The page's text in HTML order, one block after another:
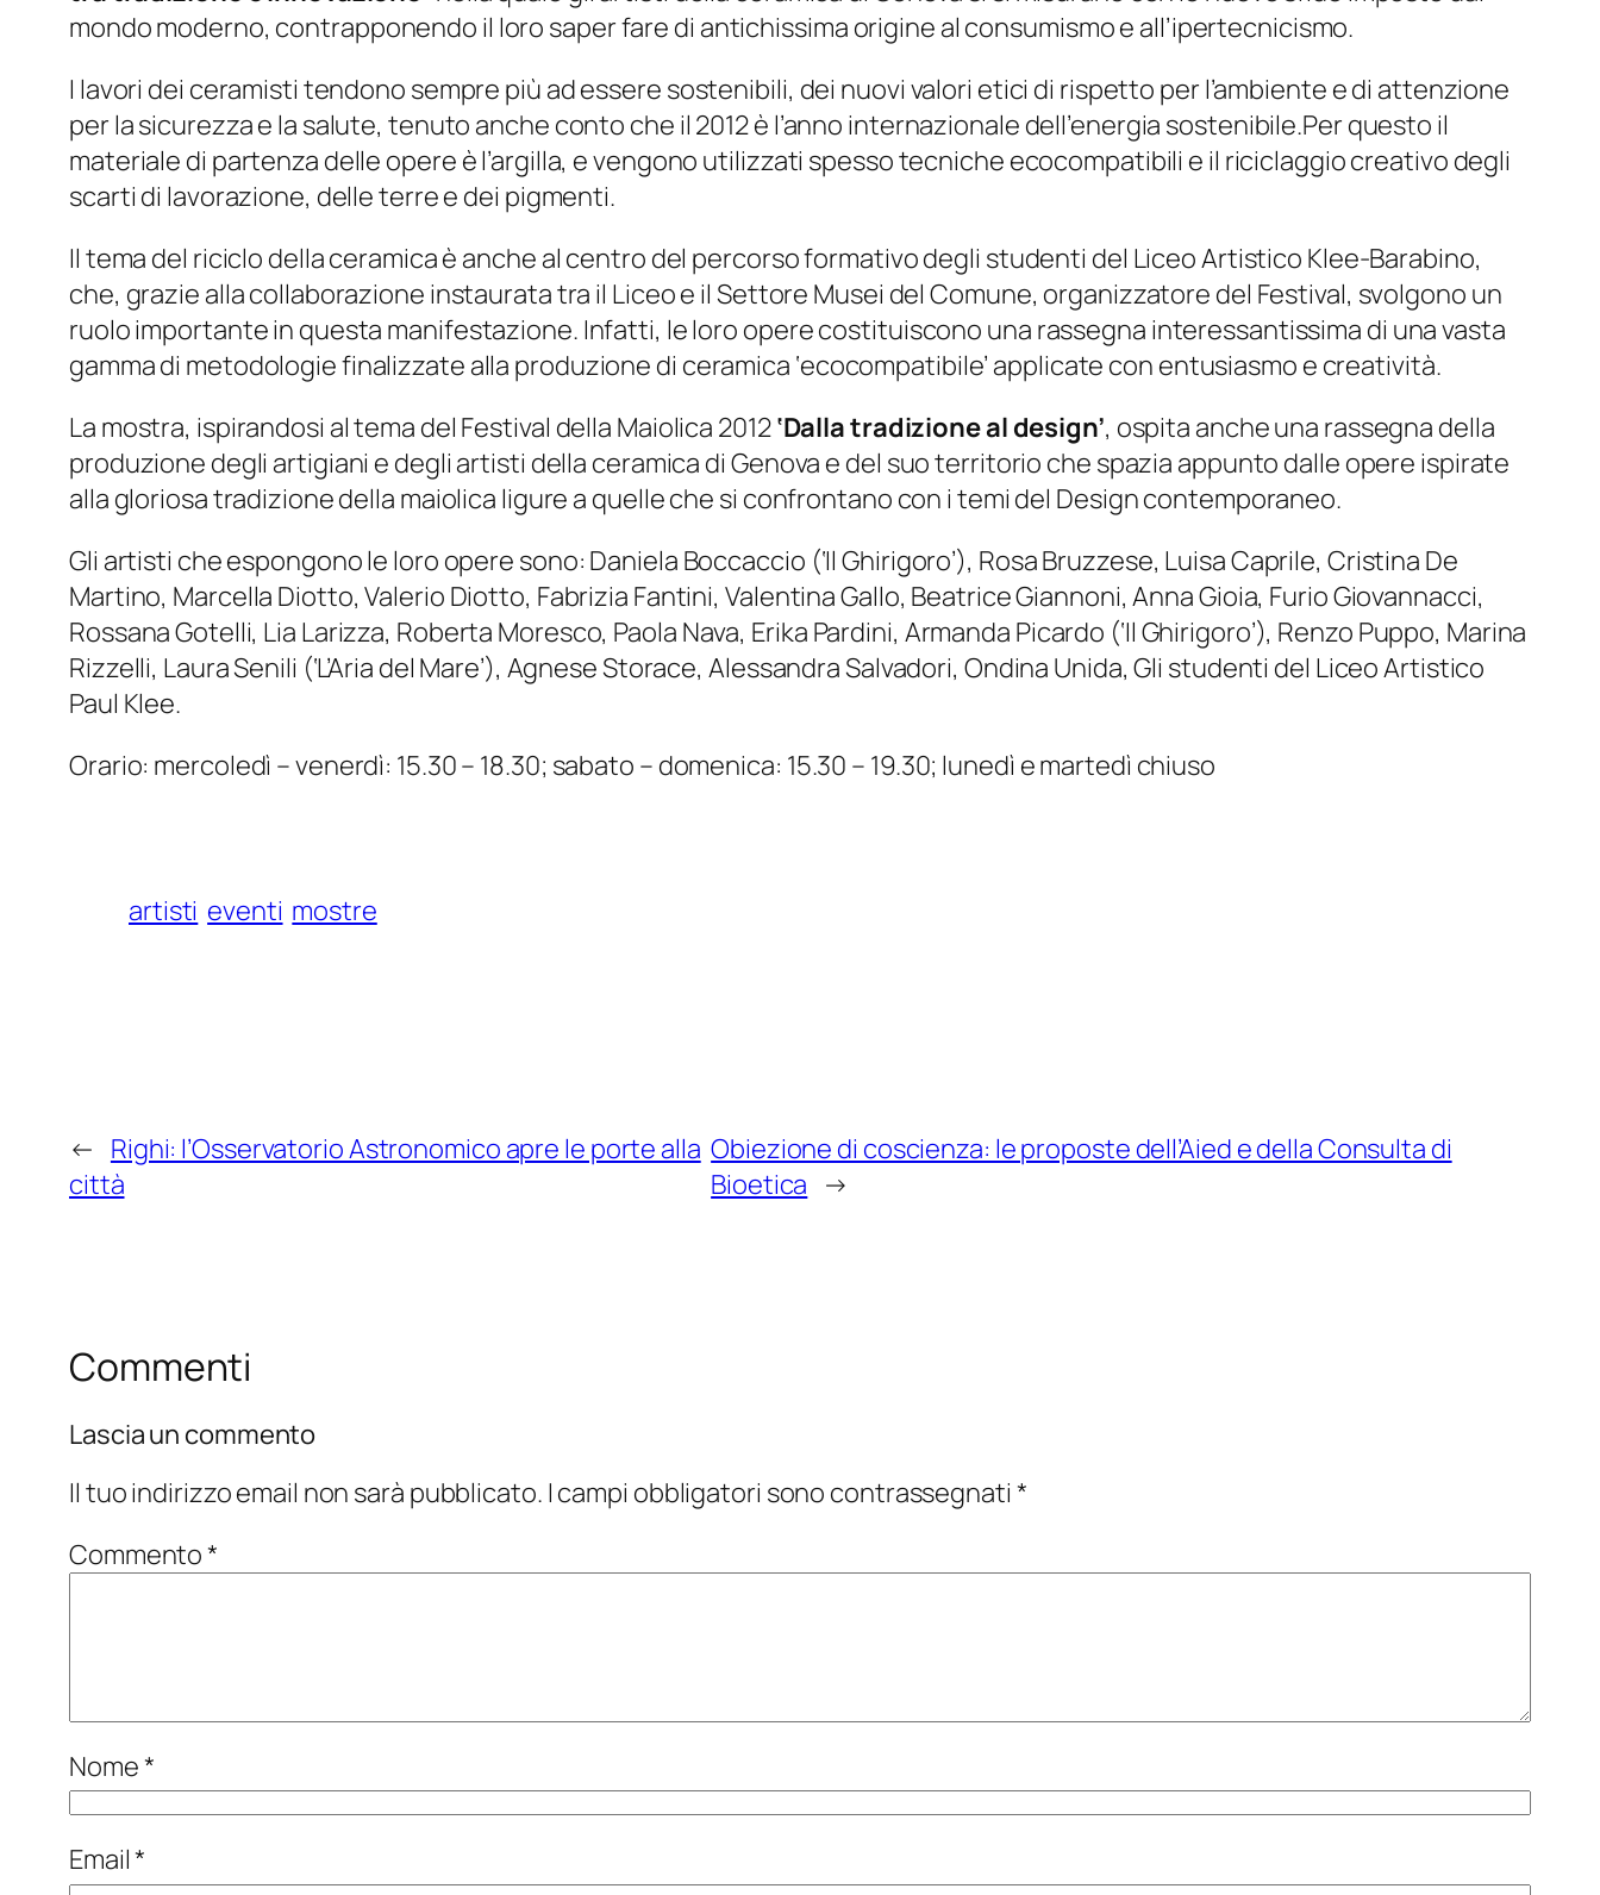
mondo moderno, contrapponendo il loro saper fare di antichissima origine al consumismo e all’ipertecnicismo.
I lavori dei ceramisti tendono sempre più ad essere sostenibili, dei nuovi valori etici di rispetto per l’ambiente e di attenzione
per la sicurezza e la salute, tenuto anche conto che il 2012 è l’anno internazionale dell’energia sostenibile.Per questo il
materiale di partenza delle opere è l’argilla, e vengono utilizzati spesso tecniche ecocompatibili e il riciclaggio creativo degli
scarti di lavorazione, delle terre e dei pigmenti.
Il tema del riciclo della ceramica è anche al centro del percorso formativo degli studenti del Liceo Artistico Klee-Barabino,
che, grazie alla collaborazione instaurata tra il Liceo e il Settore Musei del Comune, organizzatore del Festival, svolgono un
ruolo importante in questa manifestazione. Infatti, le loro opere costituiscono una rassegna interessantissima di una vasta
gamma di metodologie finalizzate alla produzione di ceramica ‘ecocompatibile’ applicate con entusiasmo e creatività.
La mostra, ispirandosi al tema del Festival della Maiolica 2012‘Dalla tradizione al design’, ospita anche una rassegna della
produzione degli artigiani e degli artisti della ceramica di Genova e del suo territorio che spazia appunto dalle opere ispirate
alla gloriosa tradizione della maiolica ligure a quelle che si confrontano con i temi del Design contemporaneo.
Gli artisti che espongono le loro opere sono: Daniela Boccaccio (‘Il Ghirigoro’), Rosa Bruzzese, Luisa Caprile, Cristina De
Martino, Marcella Diotto, Valerio Diotto, Fabrizia Fantini, Valentina Gallo, Beatrice Giannoni, Anna Gioia, Furio Giovannacci,
Rossana Gotelli, Lia Larizza, Roberta Moresco, Paola Nava, Erika Pardini, Armanda Picardo (‘Il Ghirigoro’), Renzo Puppo, Marina
Rizzelli, Laura Senili (‘L’Aria del Mare’), Agnese Storace, Alessandra Salvadori, Ondina Unida, Gli studenti del Liceo Artistico
Paul Klee.
Orario: mercoledì – venerdì: 15.30 – 18.30; sabato – domenica: 15.30 – 19.30; lunedì e martedì chiuso
artisti eventi mostre
← Righi: l’Osservatorio Astronomico apre le porte alla
città
Obiezione di coscienza: le proposte dell’Aied e della Consulta di
Bioetica →
Commenti
Lascia un commento
Il tuo indirizzo email non sarà pubblicato. I campi obbligatori sono contrassegnati *
Commento*
Nome*
Email*